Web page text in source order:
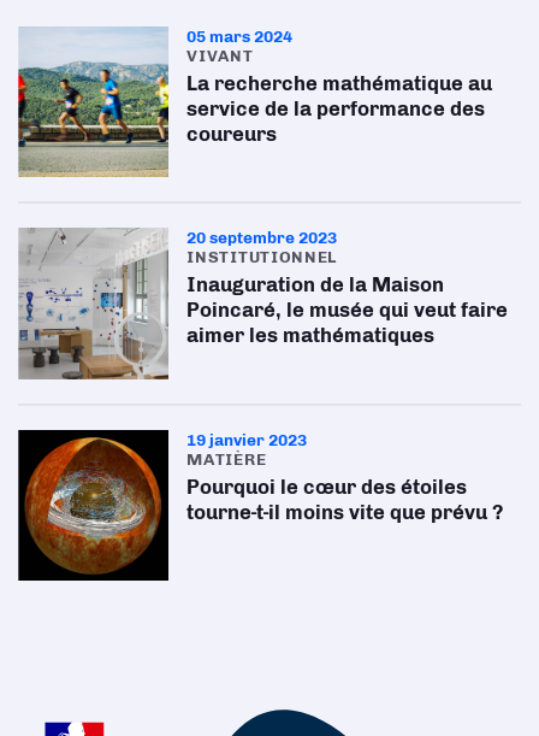
05 mars 2024
VIVANT
La recherche mathématique au
service de la performance des
coureurs
20 septembre 2023
INSTITUTIONNEL
Inauguration de la Maison
Poincaré, le musée qui veut faire
aimer les mathématiques
19 janvier 2023
MATIÈRE
Pourquoi le cœur des étoiles
tourne-t-il moins vite que prévu ?